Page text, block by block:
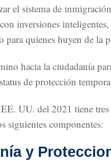
el sistema de
inversiones
quienes huyen de la
hacia la ciudadanía
de protección
UU. del 2021 tiene
siguientes componentes:
y